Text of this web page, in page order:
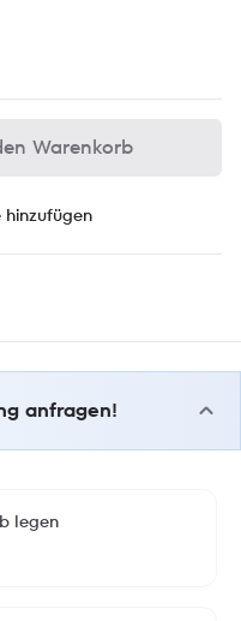
Warenkorb
hinzufügen
anfragen!
legen